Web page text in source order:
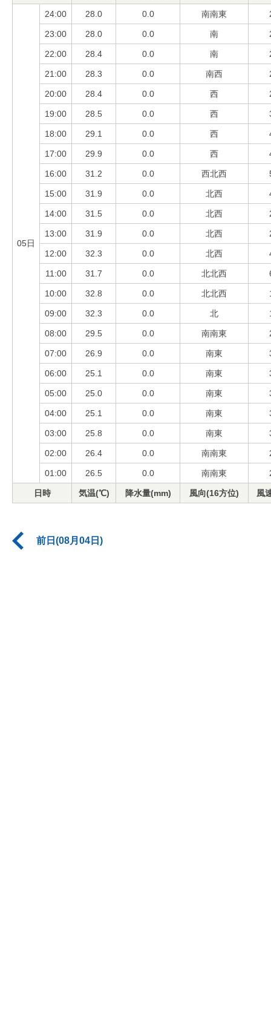
05日
24:00 28.0 0.0 南南東
23:00 28.0 0.0 南
22:00 28.4 0.0 南
21:00 28.3 0.0 南西
20:00 28.4 0.0 西
19:00 28.5 0.0 西
18:00 29.1 0.0 西
17:00 29.9 0.0 西
16:00 31.2 0.0 西北西
15:00 31.9 0.0 北西
14:00 31.5 0.0 北西
13:00 31.9 0.0 北西
12:00 32.3 0.0 北西
11:00 31.7 0.0 北北西
10:00 32.8 0.0 北北西
09:00 32.3 0.0 北
08:00 29.5 0.0 南南東
07:00 26.9 0.0 南東
06:00 25.1 0.0 南東
05:00 25.0 0.0 南東
04:00 25.1 0.0 南東
03:00 25.8 0.0 南東
02:00 26.4 0.0 南南東
01:00 26.5 0.0 南南東
日時 気温(℃) 降水量(mm) 風向(16方位) 風
前日(08月04日)